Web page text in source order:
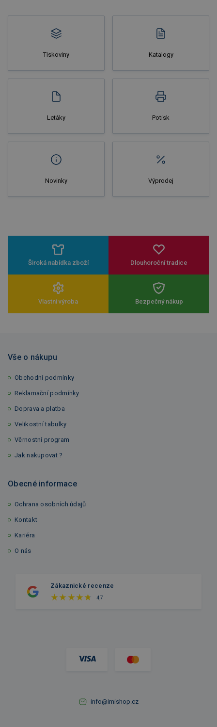
Tiskoviny Katalogy
Letáky Potisk
Novinky Výprodej
Široká nabídka zboží Dlouhoroční tradice
Vlastní výroba Bezpečný nákup
Vše o nákupu
Obchodní podmínky
Reklamační podmínky
Doprava a platba
Velikostní tabulky
Věrnostní program
Jak nakupovat ?
Obecné informace
Ochrana osobních údajů
Kontakt
Kariéra
O nás
Zákaznické recenze
4,7
info@imishop.cz